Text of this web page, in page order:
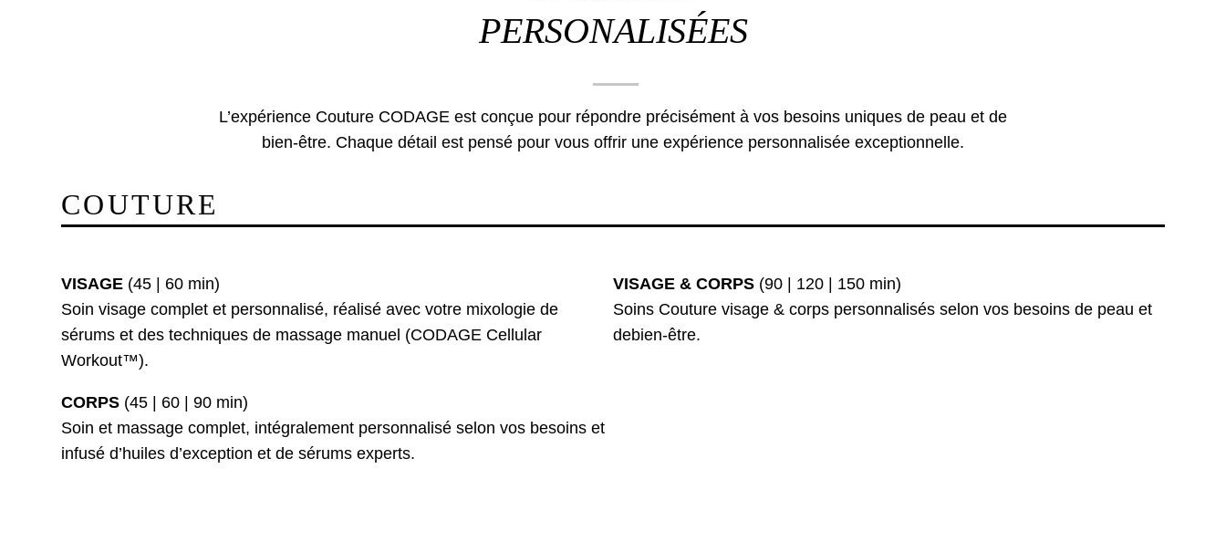
PERSONALISÉES
L’expérience Couture CODAGE est conçue pour répondre précisément à vos besoins uniques de peau et de
bien-être. Chaque détail est pensé pour vous offrir une expérience personnalisée exceptionnelle.
COUTURE
VISAGE (45 | 60 min)
Soin visage complet et personnalisé, réalisé avec votre mixologie de
sérums et des techniques de massage manuel (CODAGE Cellular
Workout™).
CORPS (45 | 60 | 90 min)
Soin et massage complet, intégralement personnalisé selon vos besoins et
infusé d’huiles d’exception et de sérums experts.
VISAGE & CORPS (90 | 120 | 150 min)
Soins Couture visage & corps personnalisés selon vos besoins de peau et
debien-être.